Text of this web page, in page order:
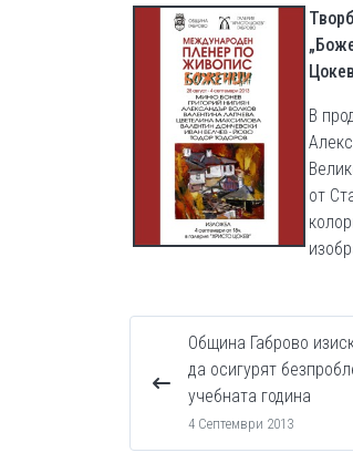
В
от
Община Габрово
да осигурят
учебната година
4 Септември 2013